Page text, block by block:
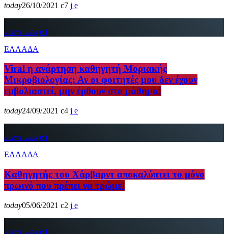
today26/10/2021 7
insert_link
ΕΛΛΑΔΑ
Viral η ανάρτηση καθηγητή Μοριακής
Μικροβιολογίας: Αν οι φοιτητές μου δεν έχουν
εμβολιαστεί, μην έρθουν στο μάθημα!
today24/09/2021 4
insert_link
ΕΛΛΑΔΑ
Kαθηγητής του Χάρβαρντ αποκαλύπτει το μόνο
πρωινό που πρέπει να τρώμε!
today05/06/2021 2
insert_link